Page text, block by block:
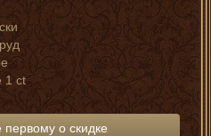
1 ct
о скидке